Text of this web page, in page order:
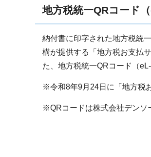
地方税統一QRコード
納付書に印字された地方税統
構が提供する「地方税お支払
た、地方税統一QRコード（
※令和8年9月24日に「地方税
※QRコードは株式会社デンソ